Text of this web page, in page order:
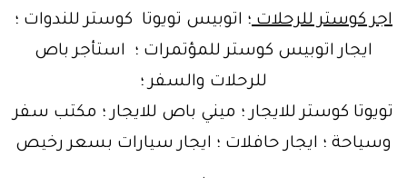
اجر كوستر للرحلات؛ اتوبيس تويوتا كوستر للندوات ؛
ايجار اتوبيس كوستر للمؤتمرات ؛ استأجر باص
للرحلات والسفر ؛
تويوتا كوستر للايجار ؛ ميني باص للايجار ؛ مكتب سفر
وسياحة ؛ ايجار حافلات ؛ ايجار سيارات بسعر رخيص
.